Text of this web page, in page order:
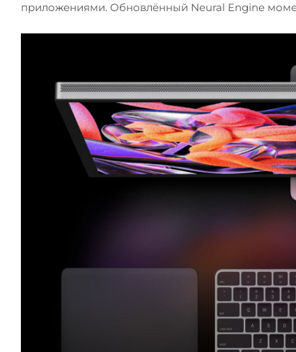
приложениями. Обновлённый Neural Engine